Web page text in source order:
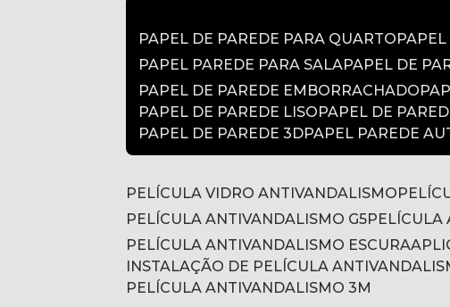
PAPEL DE PAREDE PARA QUARTO
PAPEL PAREDE PARA SALA PAPEL DE
PAPEL DE PAREDE EMBORRACHADO
PAPEL DE PAREDE LISO
PAPEL DE
PAPEL DE PAREDE 3D PAPEL PAREDE
PELÍCULA VIDRO ANTIVANDALISMO
PELÍCULA ANTIVANDALISMO G5
PELÍCULA ANTIVANDALISMO ESCURA
INSTALAÇÃO DE PELÍCULA
PELÍCULA ANTIVANDALISMO 3M